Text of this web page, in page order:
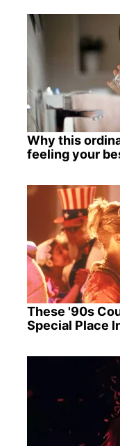
Why this
feeling your
These '90s
Special Place